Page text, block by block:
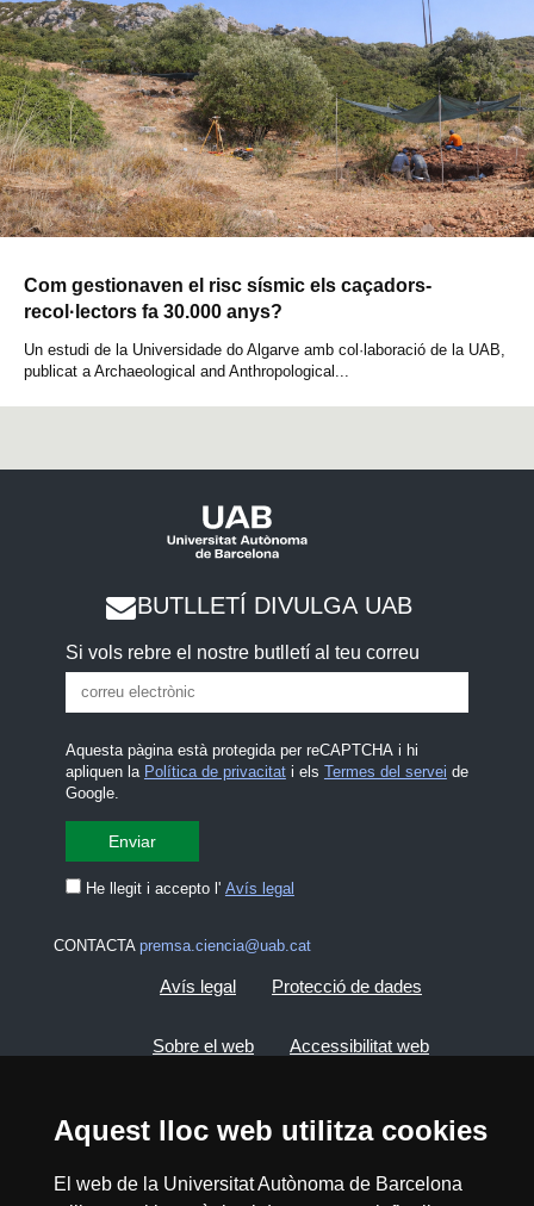
Aquest lloc web utilitza cookies
El web de la Universitat Autònoma de Barcelona
Com gestionaven el risc sísmic els caçadors-
recol·lectors fa 30.000 anys?
Un estudi de la Universidade do Algarve amb col·laboració de la UAB,
publicat a Archaeological and Anthropological...
BUTLLETÍ DIVULGA UAB
Si vols rebre el nostre butlletí al teu correu
Aquesta pàgina està protegida per reCAPTCHA i hi
apliquen la Política de privacitati els Termes del servei de
Google.
He llegit i accepto l' Avís legal
CONTACTA premsa.ciencia@uab.cat
Avís legal Protecció de dades
Sobre el web Accessibilitat web
2026 Divulga UAB - Creative Commons